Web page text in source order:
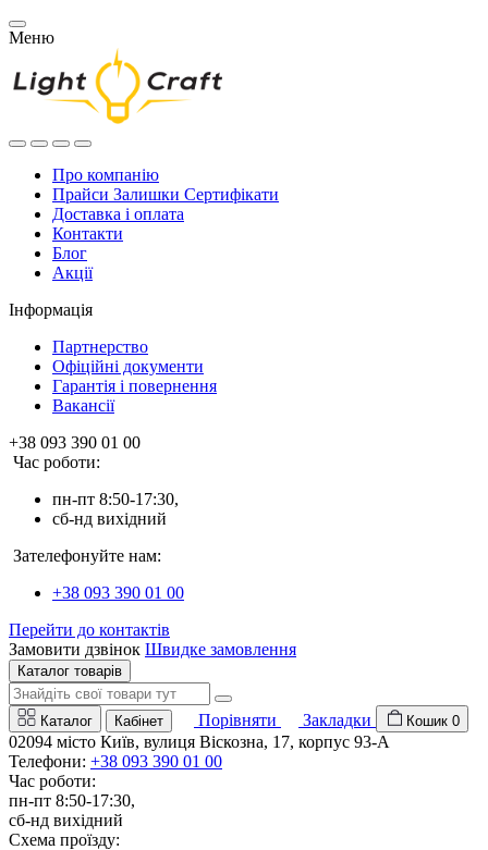
Меню
Про компанію
Прайси Залишки Сертифікати
Доставка і оплата
Контакти
Блог
Акції
Інформація
Партнерство
Офіційні документи
Гарантія і повернення
Вакансії
+38 093 390 01 00
Час роботи:
пн-пт 8:50-17:30,
сб-нд вихідний
Зателефонуйте нам:
+38 093 390 01 00
Перейти до контактів
Замовити дзвінок Швидке замовлення
Каталог товарів
Каталог Кабінет Порівняти Закладки Кошик 0
02094 місто Київ, вулиця Віскозна, 17, корпус 93-А
Телефони: +38 093 390 01 00
Час роботи:
пн-пт 8:50-17:30,
сб-нд вихідний
Схема проїзду: